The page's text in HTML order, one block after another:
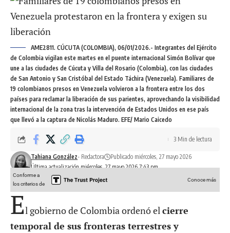
AME2811. CÚCUTA (COLOMBIA), 06/01/2026.- Integrantes del Ejército
de Colombia vigilan este martes en el puente internacional Simón Bolívar que
une a las ciudades de Cúcuta y Villa del Rosario (Colombia), con las ciudades
de San Antonio y San Cristóbal del Estado Táchira (Venezuela). Familiares de
19 colombianos presos en Venezuela volvieron a la frontera entre los dos
países para reclamar la liberación de sus parientes, aprovechando la visibilidad
internacional de la zona tras la intervención de Estados Unidos en ese país
que llevó a la captura de Nicolás Maduro. EFE/ Mario Caicedo
Última actualización miércoles, 27 mayo 2026 7:43 pm
Tahiana González- Redactora Publicado miércoles, 27 mayo 2026
3 Min de lectura
Conforme a
los criterios de
Conoce más
El gobierno de Colombia ordenó el cierre
temporal de sus fronteras terrestres y